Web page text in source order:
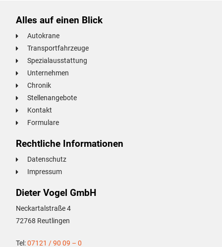
Alles auf einen Blick
Autokrane
Transportfahrzeuge
Spezialausstattung
Unternehmen
Chronik
Stellenangebote
Kontakt
Formulare
Rechtliche Informationen
Datenschutz
Impressum
Dieter Vogel GmbH
Neckartalstraße 4
72768 Reutlingen
Tel:07121 / 90 09 – 0